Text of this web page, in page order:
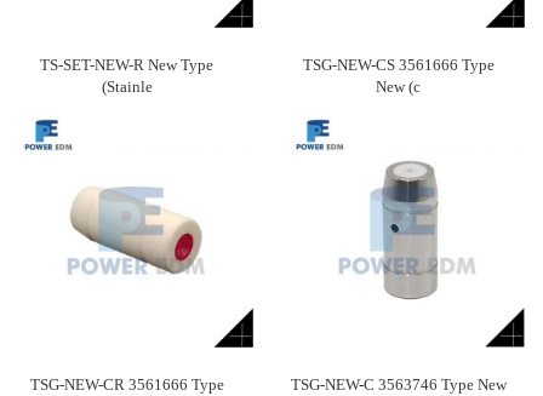
TS-SET-NEW-R New Type
(Stainle
TSG-NEW-CS 3561666 Type
New (c
TSG-NEW-CR 3561666 Type
TSG-NEW-C 3563746 Type New